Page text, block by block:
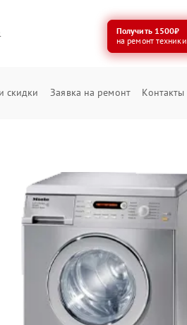
Получить 1500₽
на ремонт техники
скидки Заявка на ремонт Контакты